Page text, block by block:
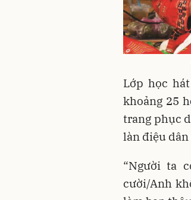
Lớp học
khoảng 25
trang phục
làn điệu dân
“Người ta
cười/Anh